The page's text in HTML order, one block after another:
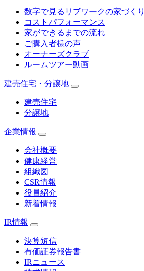
数字で見るリブワークの家づくり
コストパフォーマンス
家ができるまでの流れ
ご購入者様の声
オーナーズクラブ
ルームツアー動画
建売住宅・分譲地
建売住宅
分譲地
企業情報
会社概要
健康経営
組織図
CSR情報
役員紹介
新着情報
IR情報
決算短信
有価証券報告書
IRニュース